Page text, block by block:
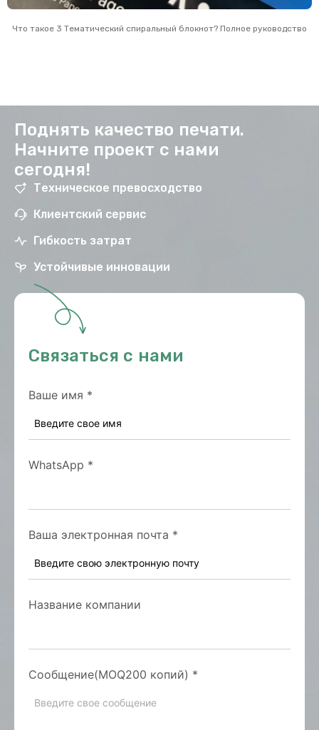
Что такое 3 Тематический спиральный блокнот? Полное руководство
Поднять качество печати.
Начните проект с нами
сегодня!
Техническое превосходство
Клиентский сервис
Гибкость затрат
Устойчивые инновации
Связаться с нами
Ваше имя *
WhatsApp *
Ваша электронная почта *
Название компании
Сообщение(MOQ200 копий) *